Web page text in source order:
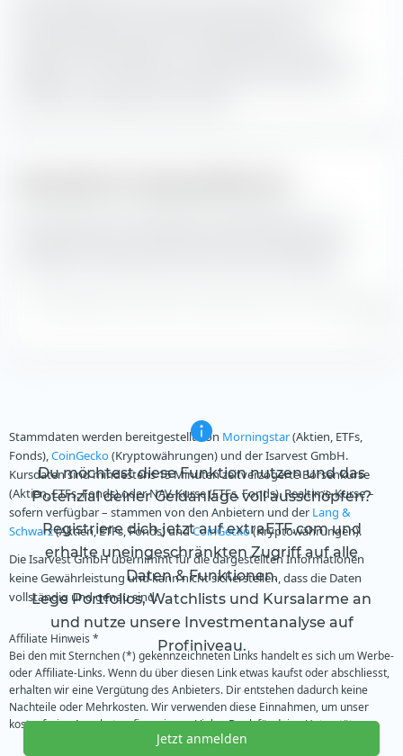
Du möchtest diese Funktion nutzen und das
Potenzial deiner Geldanlage voll ausschöpfen?
Registriere dich jetzt auf extraETF.com und
erhalte uneingeschränkten Zugriff auf alle
Daten & Funktionen.
Lege Portfolios, Watchlists und Kursalarme an
und nutze unsere Investmentanalyse auf
Profiniveau.
Jetzt anmelden
Stammdaten werden bereitgestellt von Morningstar(Aktien, ETFs,
Fonds),CoinGecko(Kryptowährungen) und der Isarvest GmbH.
Kursdaten sind mindestens 15 Minuten zeitverzögerte Börsenkurse
(Aktien, ETFs, Fonds) oder NAV-Kurse (ETFs, Fonds). Realtime-Kurse –
sofern verfügbar – stammen von den Anbietern und der Lang &
Schwarz(Aktien, ETFs, Fonds) undCoinGecko(Kryptowährungen).
Die Isarvest GmbH übernimmt für die dargestellten Informationen
keine Gewährleistung und kann nicht sicherstellen, dass die Daten
vollständig und genau sind.
Affiliate Hinweis *
Bei den mit Sternchen (*) gekennzeichneten Links handelt es sich um Werbe-
oder Affiliate-Links. Wenn du über diesen Link etwas kaufst oder abschliesst,
erhalten wir eine Vergütung des Anbieters. Dir entstehen dadurch keine
Nachteile oder Mehrkosten. Wir verwenden diese Einnahmen, um unser
kostenfreies Angebot zu finanzieren. Vielen Dank für deine Unterstützung.